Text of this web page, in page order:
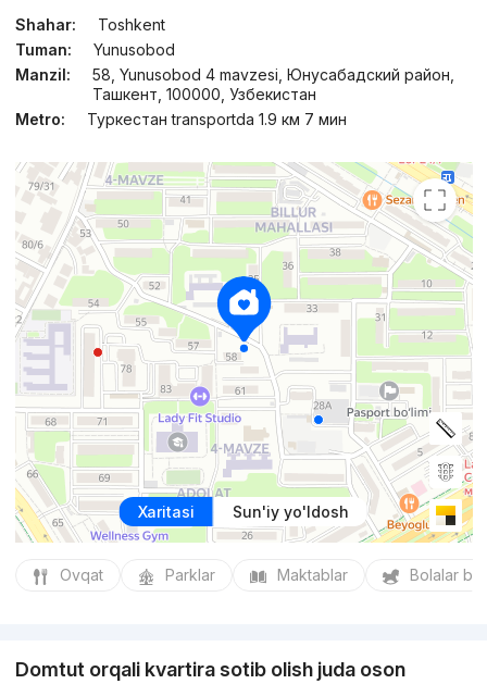
Shahar:
Toshkent
Tuman:
Yunusobod
Manzil:
58, Yunusobod 4 mavzesi, Юнусабадский район,
Ташкент, 100000, Узбекистан
Metro:
Туркестан transportda 1.9 км 7 мин
Xaritasi Sun'iy yo'ldosh
Ovqat Parklar Maktablar Bolalar
Domtut orqali kvartira sotib olish juda oson